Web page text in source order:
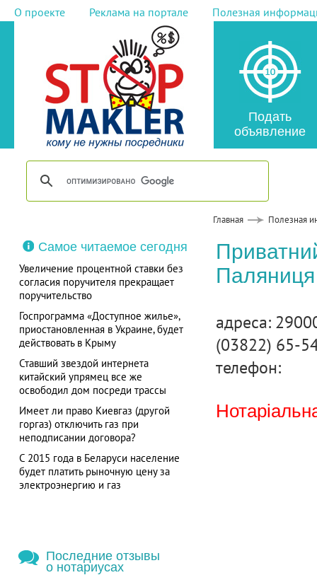
О проекте Реклама на портале Полезная
Подать
объявление
Главная Полезная
Самое читаемое сегодня
Увеличение процентной ставки без
согласия поручителя прекращает
поручительство
Госпрограмма «Доступное жилье»,
приостановленная в Украине, будет
действовать в Крыму
Ставший звездой интернета
китайский упрямец все же
освободил дом посреди трассы
Имеет ли право Киевгаз (другой
горгаз) отключить газ при
неподписании договора?
С 2015 года в Беларуси население
будет платить рыночную цену за
электроэнергию и газ
Последние отзывы
о нотариусах
Паляниця
адреса:
(03822) 65-
телефон: